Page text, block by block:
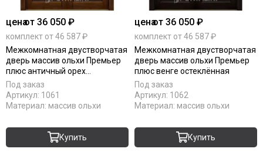
ценаот 36 050 ₽
комплект от 46 587 ₽
Межкомнатная двустворчатая
дверь массив ольхи Премьер
плюс античный орех
остеклённая
Под заказ
Артикул: 1061
Материал: массив ольхи
Купить
ценаот 36 050 ₽
комплект от 46 587 ₽
Межкомнатная двустворчатая
дверь массив ольхи Премьер
плюс венге остеклённая
Под заказ
Артикул: 1062
Материал: массив ольхи
Купить